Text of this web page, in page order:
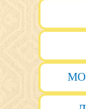
МО